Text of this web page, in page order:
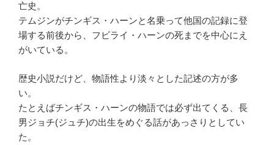
亡史。
テムジンがチンギス・ハーンと名乗って他国の記録に登
場する前後から、フビライ・ハーンの死までを中心にえ
がいている。
歴史小説だけど、物語性より淡々とした記述の方が多
い。
たとえばチンギス・ハーンの物語では必ず出てくる、長
男ジョチ(ジュチ)の出生をめぐる話があっさりとしてい
た。